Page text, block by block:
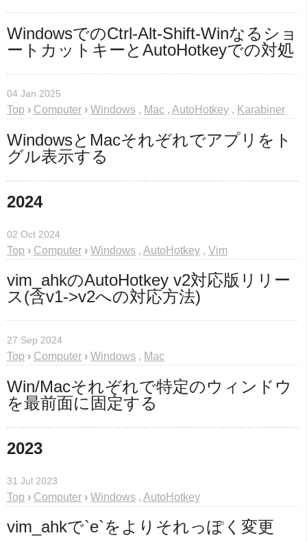
WindowsでのCtrl-Alt-Shift-Winなるショ
ートカットキーとAutoHotkeyでの対処
04 Jan 2025
Top › Computer › Windows , Mac , AutoHotkey , Karabiner
WindowsとMacそれぞれでアプリをト
グル表示する
2024
02 Oct 2024
Top › Computer › Windows , AutoHotkey , Vim
vim_ahkのAutoHotkey v2対応版リリー
ス(含v1->v2への対応方法)
27 Sep 2024
Top › Computer › Windows , Mac
Win/Macそれぞれで特定のウィンドウ
を最前面に固定する
2023
31 Jul 2023
Top › Computer › Windows , AutoHotkey
vim_ahkで`e`をよりそれっぽく変更